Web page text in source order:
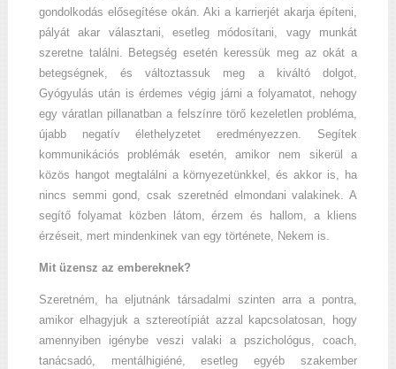
gondolkodás elősegítése okán. Aki a karrierjét akarja építeni,
pályát akar választani, esetleg módosítani, vagy munkát
szeretne találni. Betegség esetén keressük meg az okát a
betegségnek, és változtassuk meg a kiváltó dolgot,
Gyógyulás után is érdemes végig járni a folyamatot, nehogy
egy váratlan pillanatban a felszínre törő kezeletlen probléma,
újabb negatív élethelyzetet eredményezzen. Segítek
kommunikációs problémák esetén, amikor nem sikerül a
közös hangot megtalálni a környezetünkkel, és akkor is, ha
nincs semmi gond, csak szeretnéd elmondani valakinek. A
segítő folyamat közben látom, érzem és hallom, a kliens
érzéseit, mert mindenkinek van egy története, Nekem is.
Mit üzensz az embereknek?
Szeretném, ha eljutnánk társadalmi szinten arra a pontra,
amikor elhagyjuk a sztereotípiát azzal kapcsolatosan, hogy
amennyiben igénybe veszi valaki a pszichológus, coach,
tanácsadó, mentálhigiéné, esetleg egyéb szakember